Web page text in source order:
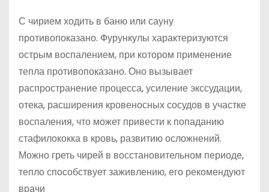
С чирием ходить в баню или сауну
противопоказано. Фурункулы характеризуются
острым воспалением, при котором применение
тепла противопоказано. Оно вызывает
распространение процесса, усиление экссудации,
отека, расширения кровеносных сосудов в участке
воспаления, что может привести к попаданию
стафилококка в кровь, развитию осложнений.
Можно греть чирей в восстановительном периоде,
тепло способствует заживлению, его рекомендуют
врачи